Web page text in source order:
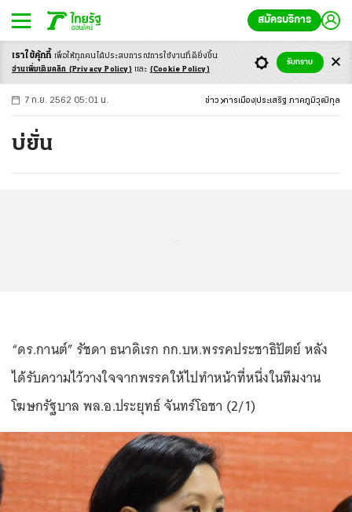
สมัครบริการ
-ก ก ก+
7 ก.ย. 2562 05:01 น. ข่าว การเมือง ประเสริฐ ภาคภูมิวุฒิกุล
บ่ยั่น
“ดร.กานต์” รัชดา ธนาดิเรก กก.บห.พรรคประชาธิปัตย์ หลัง
ได้รับความไว้วางใจจากพรรคให้ไปทำหน้าที่หนึ่งในทีมงาน
โฆษกรัฐบาล พล.อ.ประยุทธ์ จันทร์โอชา (2/1)
เราใช้คุ้กกี้ เพื่อให้ทุกคนได้ประสบการณ์การใช้งานที่ดียิ่งขึ้น
อ่านเพิ่มเติมคลิก (Privacy Policy) และ (Cookie Policy)
รับทราบ